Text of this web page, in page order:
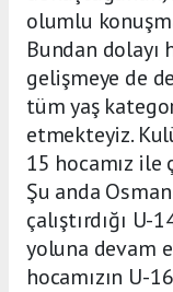
olumlu
Bundan dolayı
gelişmeye de
tüm yaş
etmekteyiz.
15 hocamız ile
Şu anda
çalıştırdığı
yoluna devam
hocamızın U-